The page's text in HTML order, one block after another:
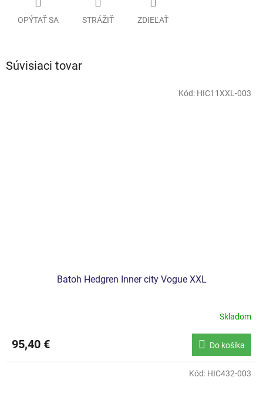
OPÝTAŤ SA STRÁŽIŤ ZDIEĽAŤ
Súvisiaci tovar
Batoh Hedgren Inner city Vogue XXL
Skladom
95,40 € Do košíka
Kód: HIC11XXL-003
Kód: HIC432-003